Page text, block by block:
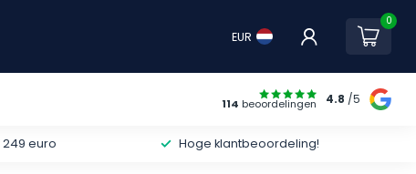
EUR
0
114 beoordelingen 4.8 /5
euro Hoge klantbeoordeling!